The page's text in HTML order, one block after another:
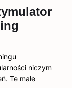
niczym
Te małe